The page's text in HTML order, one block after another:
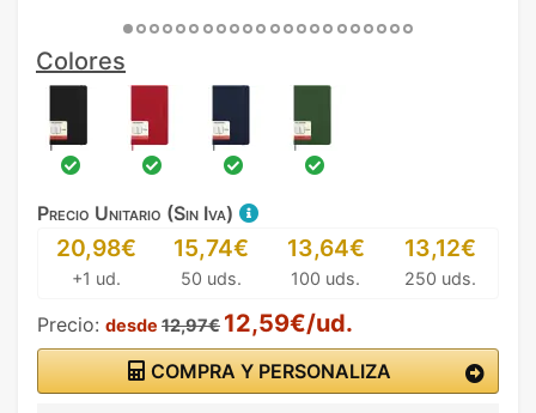
Colores
Precio Unitario (Sin Iva)
20,98€
+1 ud.
15,74€
50 uds.
13,64€
100 uds.
13,12€
250 uds.
Precio: desde 12,97€ 12,59€/ud.
COMPRA Y PERSONALIZA